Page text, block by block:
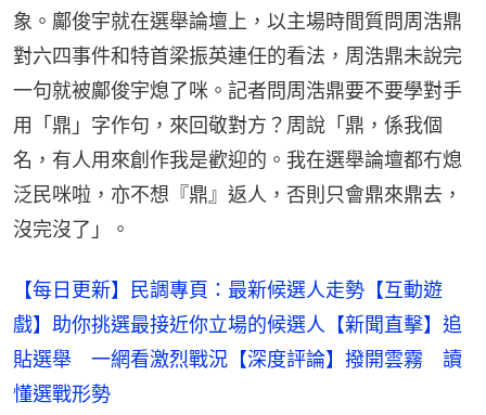
象。鄺俊宇就在選舉論壇上，以主場時間質問周浩鼎
對六四事件和特首梁振英連任的看法，周浩鼎未說完
一句就被鄺俊宇熄了咪。記者問周浩鼎要不要學對手
用「鼎」字作句，來回敬對方？周說「鼎，係我個
名，有人用來創作我是歡迎的。我在選舉論壇都冇熄
泛民咪啦，亦不想『鼎』返人，否則只會鼎來鼎去，
沒完沒了」。
【每日更新】民調專頁：最新候選人走勢 【互動遊
戲】助你挑選最接近你立場的候選人 【新聞直擊】追
貼選舉　一網看激烈戰況 【深度評論】撥開雲霧　讀
懂選戰形勢